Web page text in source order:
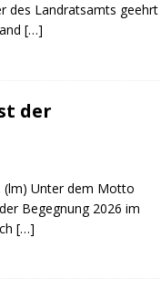
des Landratsamts geehrt
[…]
der
(lm) Unter dem Motto
Begegnung 2026 im
[…]